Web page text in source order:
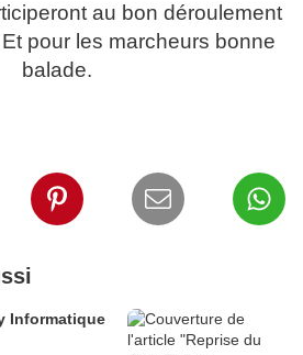
au bon déroulement
pour les marcheurs bonne
balade.
Informatique